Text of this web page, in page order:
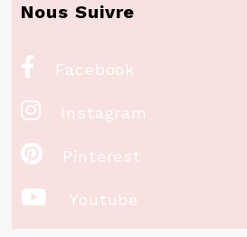
Nous Suivre
 Facebook
 Instagram
 Pinterest
 Youtube